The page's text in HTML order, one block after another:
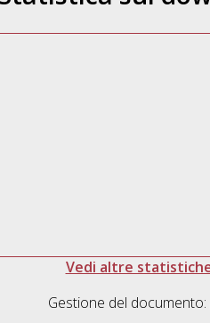
Vedi altre
Gestione del documento: